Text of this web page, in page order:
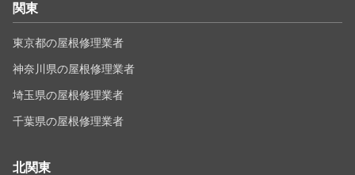
関東
東京都の屋根修理業者
神奈川県の屋根修理業者
埼玉県の屋根修理業者
千葉県の屋根修理業者
北関東